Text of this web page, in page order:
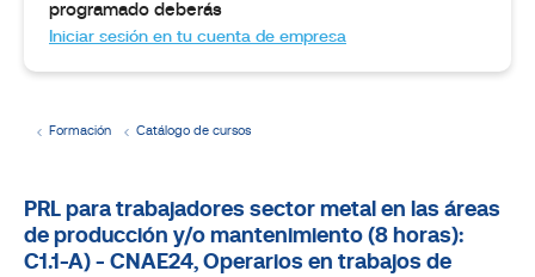
Formación Catálogo de cursos
Dirigido
a
programado deberás
Iniciar sesión en tu cuenta de empresa
PRL para trabajadores sector metal en las áreas
de producción y/o mantenimiento (8 horas):
C1.1-A) - CNAE24, Operarios en trabajos de